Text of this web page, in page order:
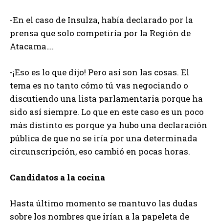
-En el caso de Insulza, había declarado por la
prensa que solo competiría por la Región de
Atacama….
-¡Eso es lo que dijo! Pero así son las cosas. El
tema es no tanto cómo tú vas negociando o
discutiendo una lista parlamentaria porque ha
sido así siempre. Lo que en este caso es un poco
más distinto es porque ya hubo una declaración
pública de que no se iría por una determinada
circunscripción, eso cambió en pocas horas.
Candidatos a la cocina
Hasta último momento se mantuvo las dudas
sobre los nombres que irían a la papeleta de